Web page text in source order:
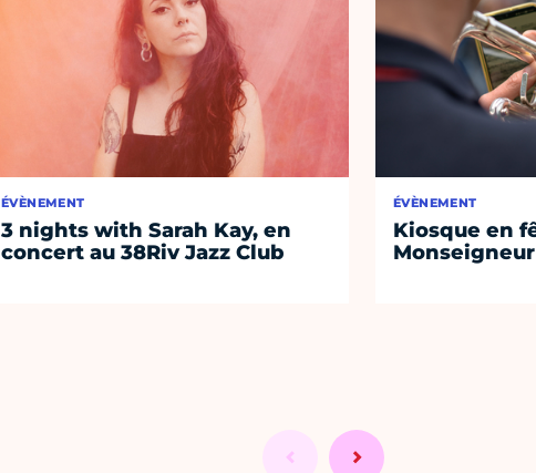
ÉVÈNEMENT
3 nights with Sarah Kay, en
concert au 38Riv Jazz Club
ÉVÈNEMENT
Kiosque en